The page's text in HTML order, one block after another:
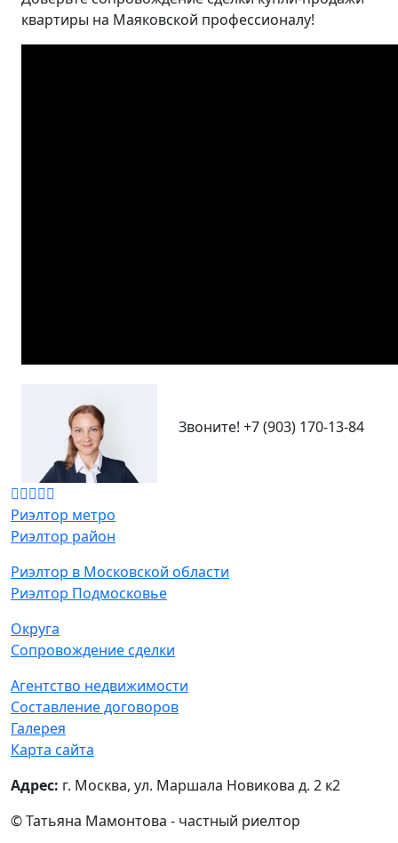
квартиры на Маяковской профессионалу!
Звоните! +7 (903) 170-13-84
Риэлтор метро
Риэлтор район
Риэлтор в Московской области
Риэлтор Подмосковье
Округа
Сопровождение сделки
Агентство недвижимости
Составление договоров
Галерея
Карта сайта
Адрес: г. Москва, ул. Маршала Новикова д. 2 к2
© Татьяна Мамонтова - частный риелтор